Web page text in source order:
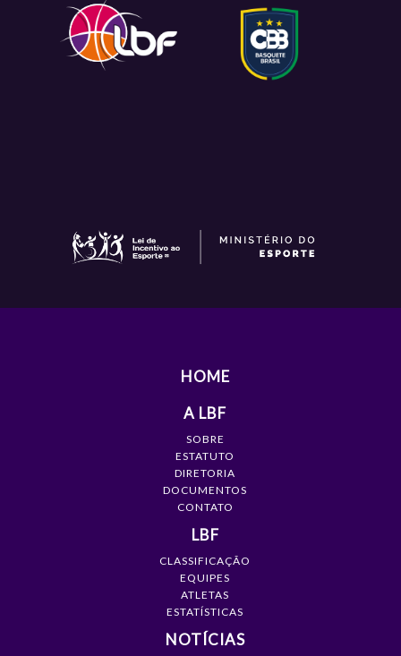
HOME
A LBF
SOBRE
ESTATUTO
DIRETORIA
DOCUMENTOS
CONTATO
LBF
CLASSIFICAÇÃO
EQUIPES
ATLETAS
ESTATÍSTICAS
NOTÍCIAS